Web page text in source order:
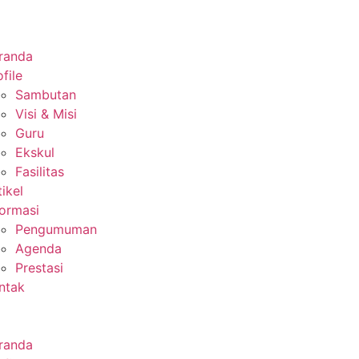
Sambutan
Visi & Misi
Guru
Ekskul
Fasilitas
Pengumuman
Agenda
Prestasi